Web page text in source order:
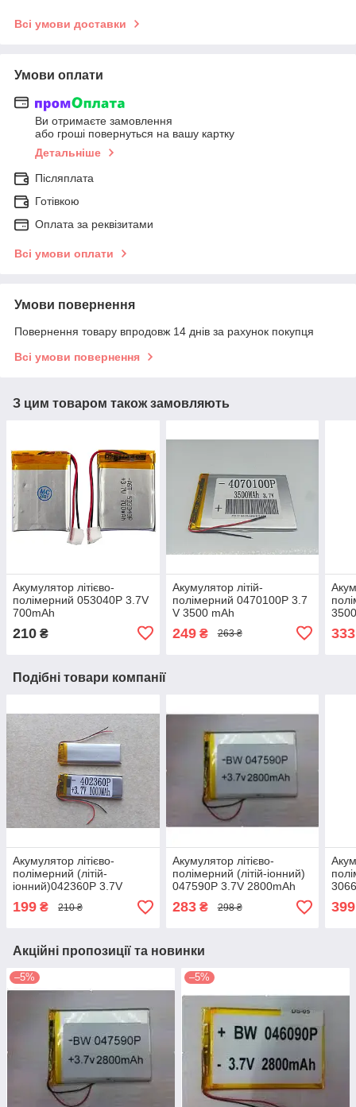
Всі умови доставки
Умови оплати
Ви отримаєте замовлення
або гроші повернуться на вашу картку
Детальніше
Післяплата
Готівкою
Оплата за реквізитами
Всі умови оплати
Умови повернення
Повернення товару впродовж 14 днів за рахунок покупця
Всі умови повернення
З цим товаром також замовляють
Акумулятор літієво-
полімерний 053040P 3.7V
700mAh
210 ₴
Акумулятор літій-
полімерний 0470100P 3.7
V 3500 mAh
249₴ 263 ₴ 333
Подібні товари компанії
Акумулятор літієво-
полімерний (літій-
іонний)042360P 3.7V
1000mAh
199 ₴ 210 ₴
Акумулятор літієво-
полімерний (літій-іонний)
047590P 3.7V 2800mAh
283₴ 298 ₴ 399
Акційні пропозиції та новинки
–5% –5%